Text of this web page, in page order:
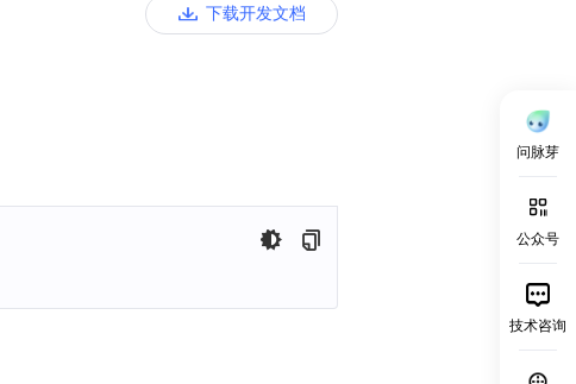
问脉芽
公众号
技术咨询
下载开发文档